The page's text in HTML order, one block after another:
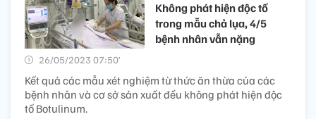
Không phát hiện độc tố
trong mẫu chả lụa, 4/5
bệnh nhân vẫn nặng
26/05/2023 07:50’
Kết quả các mẫu xét nghiệm từ thức ăn thừa của các
bệnh nhân và cơ sở sản xuất đều không phát hiện độc
tố Botulinum.